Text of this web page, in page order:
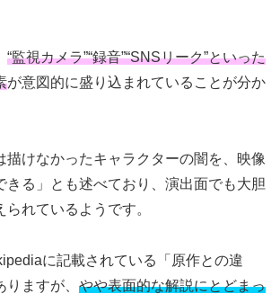
“監視カメラ”“録音”“SNSリーク”といった
が意図的に盛り込まれていることが分か
描けなかったキャラクターの闇を、映像
きる」とも述べており、演出面でも大胆
れているようです。
に記載されている「原作との違
ますが、 やや表面的な解説にとどまっ